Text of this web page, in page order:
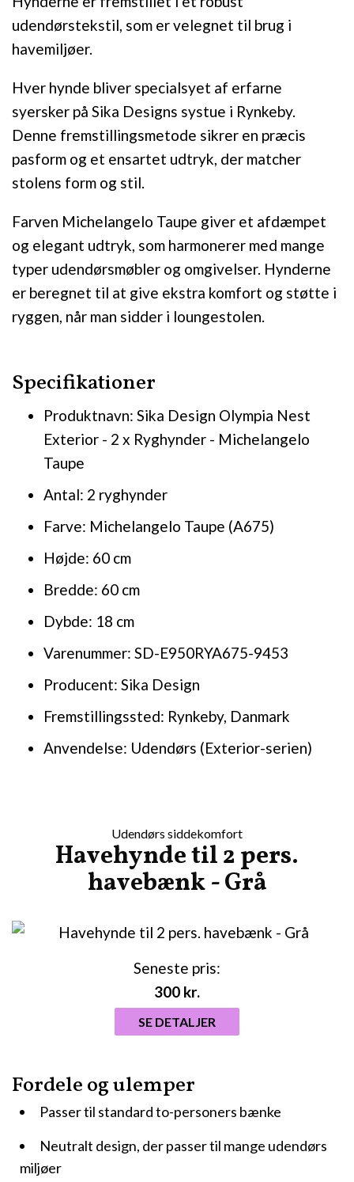
udendørstekstil, som er velegnet til brug i
havemiljøer.
Hver hynde bliver specialsyet af erfarne
syersker på Sika Designs systue i Rynkeby.
Denne fremstillingsmetode sikrer en præcis
pasform og et ensartet udtryk, der matcher
stolens form og stil.
Farven Michelangelo Taupe giver et afdæmpet
og elegant udtryk, som harmonerer med mange
typer udendørsmøbler og omgivelser. Hynderne
er beregnet til at give ekstra komfort og støtte i
ryggen, når man sidder i loungestolen.
Specifikationer
Produktnavn: Sika Design Olympia Nest
Exterior - 2 x Ryghynder - Michelangelo
Taupe
Antal: 2 ryghynder
Farve: Michelangelo Taupe (A675)
Højde: 60 cm
Bredde: 60 cm
Dybde: 18 cm
Varenummer: SD-E950RYA675-9453
Producent: Sika Design
Fremstillingssted: Rynkeby, Danmark
Anvendelse: Udendørs (Exterior-serien)
Udendørs siddekomfort
Havehynde til 2 pers.
havebænk - Grå
Fordele og ulemper
Passer til standard to-personers bænke
Neutralt design, der passer til mange udendørs
miljøer
Seneste pris:
300 kr.
SE DETALJER